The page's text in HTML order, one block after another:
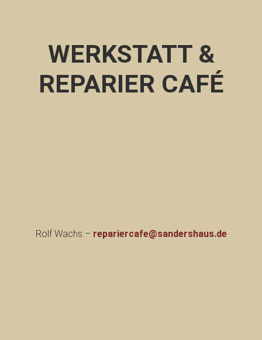
WERKSTATT &
REPARIER CAFÉ
Rolf Wachs – repariercafe@sandershaus.de